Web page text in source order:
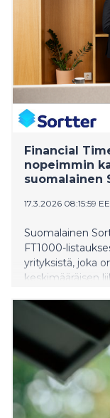
Financial
nopeimmin
suomalainen
17.3.2026 08:15:59
Suomalainen
FT1000-
yrityksistä, joka
keskimääräisen